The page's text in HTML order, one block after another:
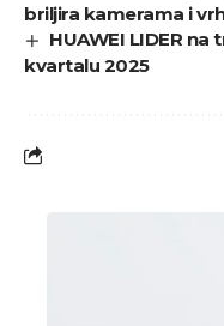
briljira kamerama i
HUAWEI LIDER
kvartalu 2025